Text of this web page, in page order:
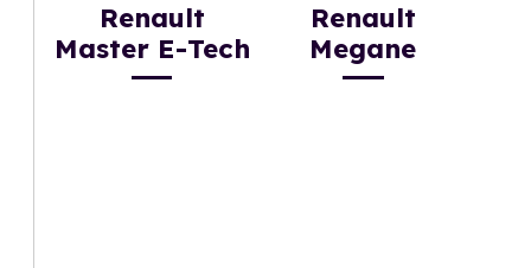
Renault
Master E-Tech
Renault
Megane